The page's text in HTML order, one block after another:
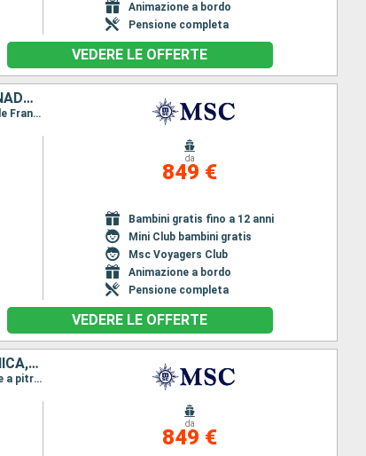
Animazione a bordo
Pensione completa
VEDERE LE OFFERTE
GUADALUPA, SANTA LUCIA, BARBADOS, SAINT-VINCENT E LE GRENADINE, GRENADA, MARTINICA
Itinerario : Fort de France, Pointe a pitre(Guadalupa), Castries, Bridgetown, Kingstown, Grenada, Fort de France
da
849 €
Bambini gratis fino a 12 anni
Mini Club bambini gratis
Msc Voyagers Club
Animazione a bordo
Pensione completa
VEDERE LE OFFERTE
SANTA LUCIA, BARBADOS, SAINT-VINCENT E LE GRENADINE, GRENADA, MARTINICA, GUADALUPA
Itinerario : Pointe a pitre(Guadalupa), Castries, Bridgetown, Kingstown, Grenada, Fort de France, Pointe a pitre(Guadalupa)
da
849 €